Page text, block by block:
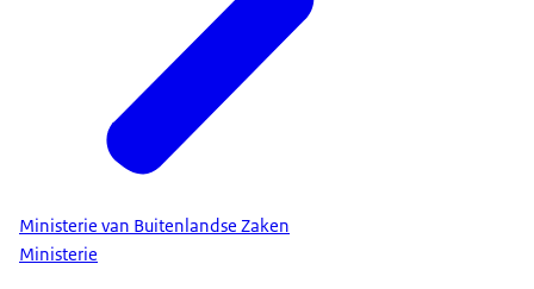
Ministerie van Buitenlandse Zaken
Ministerie